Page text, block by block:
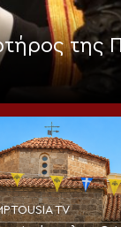
της
TV